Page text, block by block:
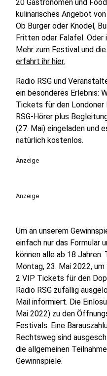
20 Gastronomen und
kulinarisches Angebot
Ob Burger oder Knödel,
Fritten oder Falafel. Oder
Mehr zum Festival und
erfahrt ihr hier.
Radio RSG und
ein besonderes Erlebnis:
Tickets für den Londoner
RSG-Hörer plus
(27. Mai) eingeladen und
natürlich kostenlos.
Anzeige
Anzeige
Um an unserem
einfach nur das Formular
können alle ab 18 Jahren.
Montag, 23. Mai 2022, um
2 VIP Tickets für den
Radio RSG zufällig
Mail informiert. Die
Mai 2022) zu den
Festivals. Eine
Rechtsweg sind
die allgemeinen
Gewinnspiele.